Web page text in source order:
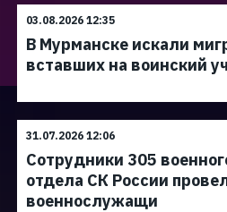
03.08.2026 12:35
В Мурманске искали
вставших на воинский
31.07.2026 12:06
Сотрудники 305
отдела СК России
военнослужащи